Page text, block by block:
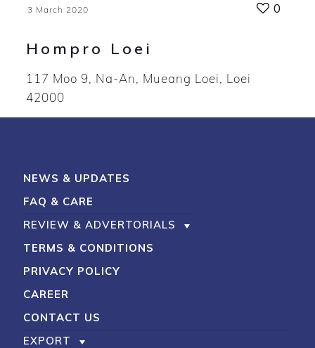
0
3 March 2020
Hompro Loei
117 Moo 9, Na-An, Mueang Loei, Loei
42000
NEWS & UPDATES
FAQ & CARE
REVIEW & ADVERTORIALS
TERMS & CONDITIONS
PRIVACY POLICY
CAREER
CONTACT US
EXPORT
Store Location